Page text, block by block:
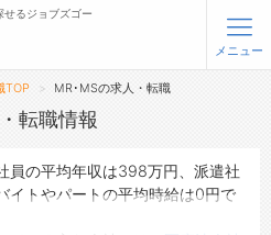
るジョブズゴー
メニュー
TOP MR･MSの求人・転職
転職情報
員の平均年収は398万円、派遣社
イトやパートの平均時給は0円で